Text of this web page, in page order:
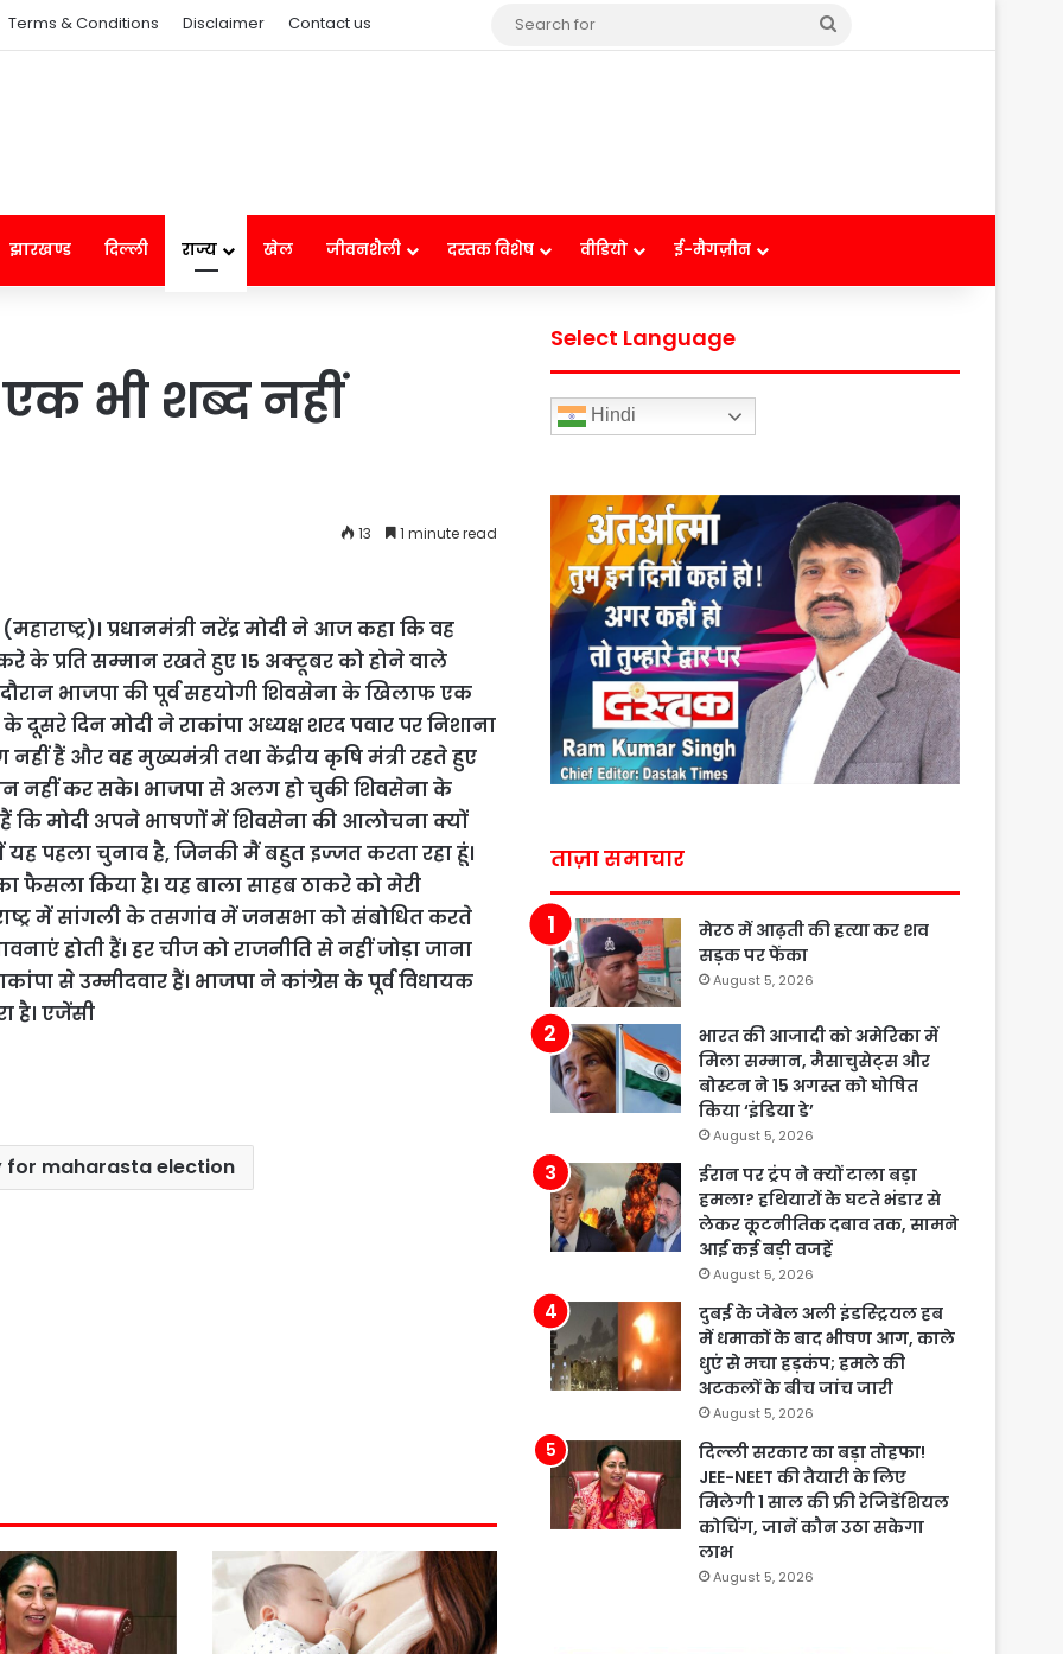
Terms & Conditions Disclaimer Contact us
झारखण्ड दिल्ली राज्य खेल जीवनशैली दस्तक विशेष वीडियो ई-मैगज़ीन
भी शब्द नहीं
13 1 minute read
प्रधानमंत्री नरेंद्र मोदी ने आज कहा कि वह
के प्रति सम्मान रखते हुए 15 अक्टूबर को होने वाले
भाजपा की पूर्व सहयोगी शिवसेना के खिलाफ एक
दूसरे दिन मोदी ने राकांपा अध्यक्ष शरद पवार पर निशाना
हैं और वह मुख्यमंत्री तथा केंद्रीय कृषि मंत्री रहते हुए
नहीं कर सके। भाजपा से अलग हो चुकी शिवसेना के
कि मोदी अपने भाषणों में शिवसेना की आलोचना क्यों
पहला चुनाव है, जिनकी मैं बहुत इज्जत करता रहा हूं।
किया है। यह बाला साहब ठाकरे को मेरी
में सांगली के तसगांव में जनसभा को संबोधित करते
होती हैं। हर चीज को राजनीति से नहीं जोड़ा जाना
से उम्मीदवार हैं। भाजपा ने कांग्रेस के पूर्व विधायक
है। एजेंसी
for maharasta election
Select Language
Hindi
ताज़ा समाचार
मेरठ में आढ़ती की हत्या कर शव
सड़क पर फेंका
August 5, 2026
भारत की आजादी को अमेरिका में
मिला सम्मान, मैसाचुसेट्स और
बोस्टन ने 15 अगस्त को घोषित
किया ‘इंडिया डे’
August 5, 2026
ईरान पर ट्रंप ने क्यों टाला बड़ा
हमला? हथियारों के घटते भंडार से
लेकर कूटनीतिक दबाव तक, सामने
आईं कई बड़ी वजहें
August 5, 2026
दुबई के जेबेल अली इंडस्ट्रियल हब
में धमाकों के बाद भीषण आग, काले
धुएं से मचा हड़कंप; हमले की
अटकलों के बीच जांच जारी
August 5, 2026
दिल्ली सरकार का बड़ा तोहफा!
JEE-NEET की तैयारी के लिए
मिलेगी 1 साल की फ्री रेजिडेंशियल
कोचिंग, जानें कौन उठा सकेगा
लाभ
August 5, 2026